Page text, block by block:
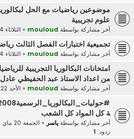
علوم تجريبية
آخر مشاركة بواسطة mouloud
« الثلاثاء 24 ماي 2022 13:57
تجميعية اختبارات الفصل الثالث رياضيات
آخر مشاركة بواسطة mouloud
« الثلاثاء 24 ماي 2022 7:27
من اعداد الاستاذ عبد الحفيظي عادل
آخر مشاركة بواسطة mouloud
« الأحد 22 ماي 2022 19:35
ة كل المواد كل الشعب
آخر مشاركة بواسطة ياسر« الجمعة 20 ماي 2022 16:59
ردود: